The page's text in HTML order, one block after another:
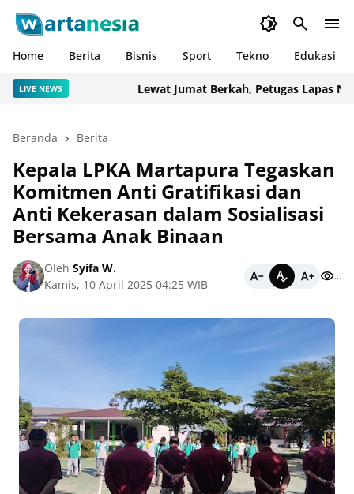
Home Berita Bisnis Sport Tekno Edukasi
LIVE NEWS Lewat Jumat Berkah, Petugas Lapas
Beranda Berita
Kepala LPKA Martapura Tegaskan
Komitmen Anti Gratifikasi dan
Anti Kekerasan dalam Sosialisasi
Bersama Anak Binaan
Oleh Syifa W.
Kamis, 10 April 2025 04:25 WIB
...